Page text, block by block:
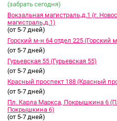
(забрать сегодня)
Вокзальная магистраль,д.1 (г.
магистраль,д.1)
(от 5-7 дней)
Горский м-н 64 отдел 225 (Горский
(от 5-7 дней)
Гурьевская 55 (Гурьевская 55)
(от 5-7 дней)
Красный проспект 188 (Красный
(от 5-7 дней)
Пл. Карла Маркса, Покрышкина 6
Покрышкина 6)
(от 5-7 дней)